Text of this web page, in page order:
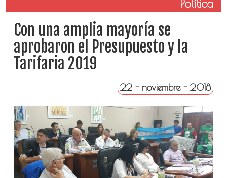
Política
Con una amplia mayoría se
aprobaron el Presupuesto y la
Tarifaria 2019
22 - noviembre - 2018